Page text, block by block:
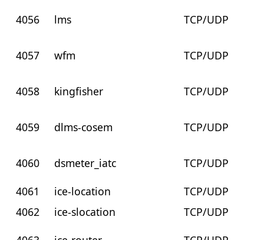
4056 lms TCP/UDP
4057 wfm TCP/UDP
4058 kingfisher TCP/UDP
4059 dlms-cosem TCP/UDP
4060 dsmeter_iatc
TCP/UDP
4061
ice-location
TCP/UDP
4062
ice-slocation
TCP/UDP